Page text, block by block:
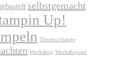
selbstgemacht
Up!
Timeforchange
Workshop Workshopzeit